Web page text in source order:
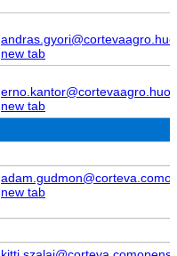
andras.gyori@cortevaagro.hu
new tab
erno.kantor@cortevaagro.hu
new tab
adam.gudmon@corteva.com
new tab